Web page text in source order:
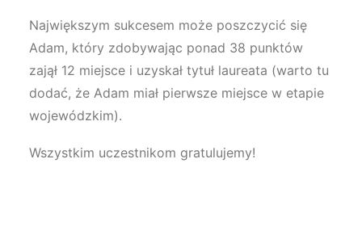
Największym sukcesem może poszczycić się
Adam, który zdobywając ponad 38 punktów
zajął 12 miejsce i uzyskał tytuł laureata (warto tu
dodać, że Adam miał pierwsze miejsce w etapie
wojewódzkim).
Wszystkim uczestnikom gratulujemy!